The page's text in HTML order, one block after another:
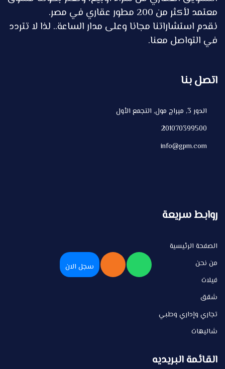
معتمد لأكثر من 200 مطور عقاري في مصر.
نقدم استشاراتنا مجانا وعلى مدار الساعة.. لذا لا تتردد
في التواصل معنا.
اتصل بنا
الدور 3, ميراچ مول, التجمع الأول
201070399500
info@gpm.com
روابط سريعة
الصفحة الرئيسية
من نحن
فيلات
شقق
تجاري وإداري وطبي
شاليهات
القائمة البريديه
سجل الان